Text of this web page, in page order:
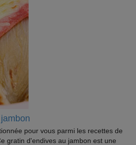
pour vous parmi les recettes de
gratin d'endives au jambon est une